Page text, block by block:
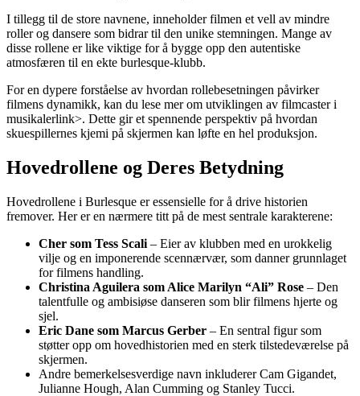
I tillegg til de store navnene, inneholder filmen et vell av mindre
roller og dansere som bidrar til den unike stemningen. Mange av
disse rollene er like viktige for å bygge opp den autentiske
atmosfæren til en ekte burlesque-klubb.
For en dypere forståelse av hvordan rollebesetningen påvirker
filmens dynamikk, kan du lese mer om utviklingen av filmcaster i
musikalerlink>. Dette gir et spennende perspektiv på hvordan
skuespillernes kjemi på skjermen kan løfte en hel produksjon.
Hovedrollene og Deres Betydning
Hovedrollene i Burlesque er essensielle for å drive historien
fremover. Her er en nærmere titt på de mest sentrale karakterene:
Cher som Tess Scali – Eier av klubben med en urokkelig
vilje og en imponerende scennærvær, som danner grunnlaget
for filmens handling.
Christina Aguilera som Alice Marilyn “Ali” Rose – Den
talentfulle og ambisiøse danseren som blir filmens hjerte og
sjel.
Eric Dane som Marcus Gerber – En sentral figur som
støtter opp om hovedhistorien med en sterk tilstedeværelse på
skjermen.
Andre bemerkelsesverdige navn inkluderer Cam Gigandet,
Julianne Hough, Alan Cumming og Stanley Tucci.